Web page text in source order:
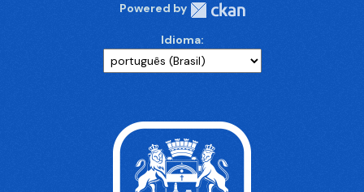
Powered by
Idioma